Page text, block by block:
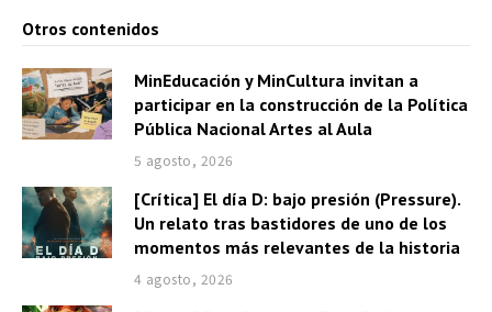
Otros contenidos
MinEducación y MinCultura invitan a
participar en la construcción de la Política
Pública Nacional Artes al Aula
5 agosto, 2026
[Crítica] El día D: bajo presión (Pressure).
Un relato tras bastidores de uno de los
momentos más relevantes de la historia
4 agosto, 2026